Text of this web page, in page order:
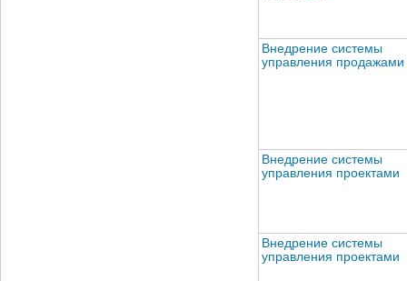
Внедрение системы
управления продажами
Внедрение системы
управления проектами
Внедрение системы
управления проектами